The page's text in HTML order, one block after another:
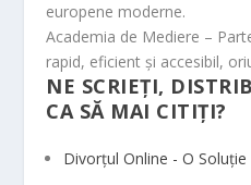
europene moderne.
Academia de Mediere –
rapid, eficient și accesibil,
NE SCRIEȚI,
CA SĂ MAI CITIȚI?
Divorțul Online - O